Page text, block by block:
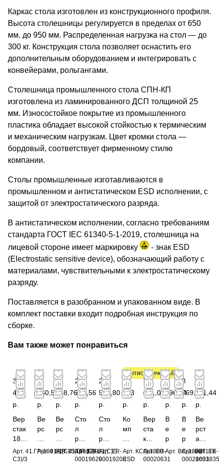
Каркас стола изготовлен из конструкционного профиля.
Высота столешницы регулируется в пределах от 650
мм. до 950 мм. Распределенная нагрузка на стол — до
300 кг. Конструкция стола позволяет оснастить его
дополнительным оборудованием и интегрировать с
конвейерами, рольгангами.
Столешница промышленного стола СПН-КП
изготовлена из ламинированного ДСП толщиной 25
мм. Износостойкое покрытие из промышленного
пластика обладает высокой стойкостью к термическим
и механическим нагрузкам. Цвет кромки стола —
бордовый, соответствует фирменному стилю
компании.
Столы промышленные изготавливаются в
промышленном и антистатическом ESD исполнении, с
защитой от электростатического разряда.
В антистатическом исполнении, согласно требованиям
стандарта ГОСТ IEC 61340-5-1-2019, столешница на
лицевой стороне имеет маркировку
- знак ESD
(Electrostatic sensitive device), обозначающий работу с
материалами, чувствительными к электростатическому
разряду.
Поставляется в разобранном и упакованном виде. В
комплект поставки входит подробная инструкция по
сборке.
Вам также может понравиться
3
498
р.
Вер
стак
180
0х6
30
Арт. 41.ГР-180.63(С-
С3)/3
1
580,52
р.
Ве
рс
к
Арт.41.ГР-150.63(С)/1
1
508,76
р.
Ве
рс
к
Арт.41.ГР-120.63(С)/1
2
725,56
р.
Сто
л
раб
очи
й
Арт.ER-
00019629
2
965,80
р.
Сто
л
раб
очи
й
Арт.ER-
00019208
Антистатический
4
743
р.
Ко
мп
кт
сто
Арт. КСО-1800-
ESD
7
061,04
р.
Вер
ста
к
тре
хту
Арт.ER-
00020631
2
490,84
р.
В
е
р
ст
а
Арт. ВС-1800Т1Т1
3
769,68
р.
В
е
р
с
т
Арт.ER-
00021633
6
511,44
р.
Ве
рст
ак
дву
хту
Арт.ER-